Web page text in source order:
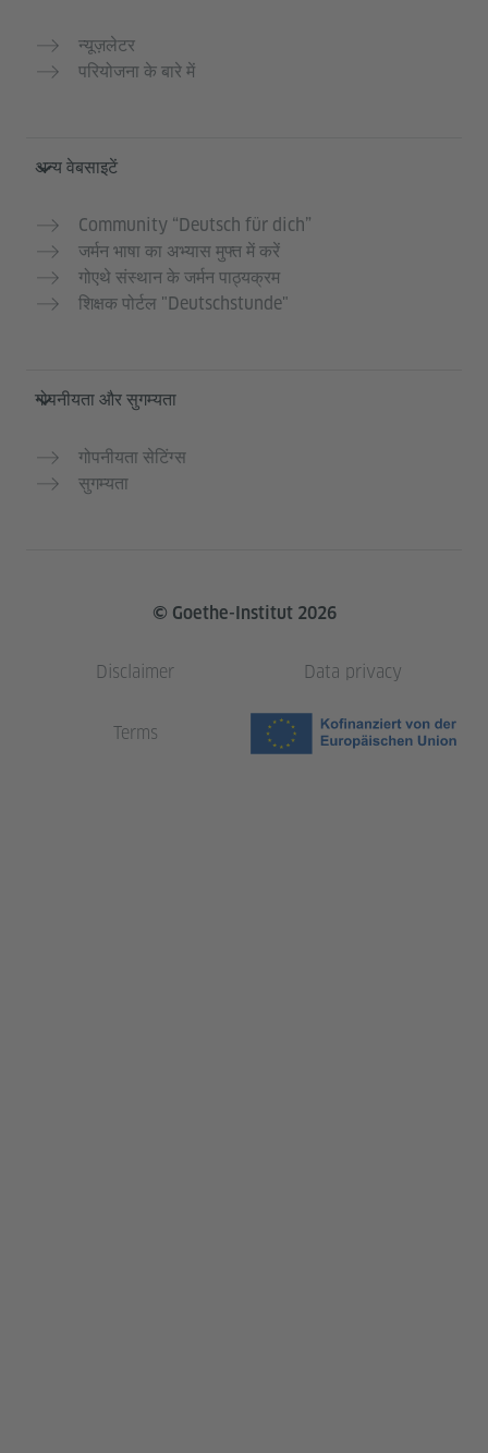
न्यूज़लेटर
परियोजना के बारे में
अन्य वेबसाइटें
Community “Deutsch für dich”
जर्मन भाषा का अभ्यास मुफ्त में करें
गोएथे संस्थान के जर्मन पाठ्यक्रम
शिक्षक पोर्टल "Deutschstunde"
गोपनीयता और सुगम्यता
गोपनीयता सेटिंग्स
सुगम्यता
© Goethe-Institut 2026
Disclaimer Data privacy
Terms